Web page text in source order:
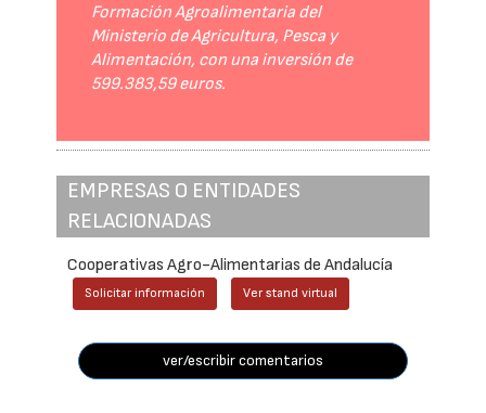
Formación Agroalimentaria del
Ministerio de Agricultura, Pesca y
Alimentación, con una inversión de
599.383,59 euros.
EMPRESAS O ENTIDADES
RELACIONADAS
Cooperativas Agro-Alimentarias de Andalucía
Solicitar información Ver stand virtual
ver/escribir comentarios